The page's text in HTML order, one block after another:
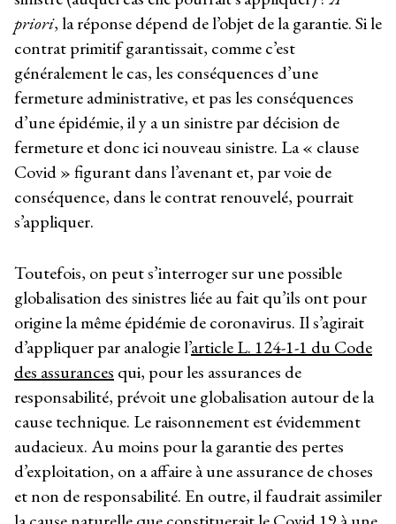
priori, la réponse dépend de l’objet de la garantie. Si le
contrat primitif garantissait, comme c’est
généralement le cas, les conséquences d’une
fermeture administrative, et pas les conséquences
d’une épidémie, il y a un sinistre par décision de
fermeture et donc ici nouveau sinistre. La « clause
Covid » figurant dans l’avenant et, par voie de
conséquence, dans le contrat renouvelé, pourrait
s’appliquer.
Toutefois, on peut s’interroger sur une possible
globalisation des sinistres liée au fait qu’ils ont pour
origine la même épidémie de coronavirus. Il s’agirait
d’appliquer par analogie l’article L. 124-1-1 du Code
des assurances qui, pour les assurances de
responsabilité, prévoit une globalisation autour de la
cause technique. Le raisonnement est évidemment
audacieux. Au moins pour la garantie des pertes
d’exploitation, on a affaire à une assurance de choses
et non de responsabilité. En outre, il faudrait assimiler